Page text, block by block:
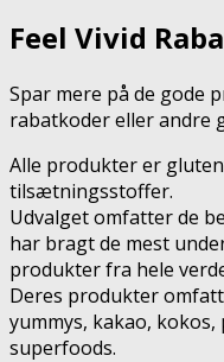
Feel Vivid
Spar mere på de gode
rabatkoder eller andre
Alle produkter er
tilsætningsstoffer.
Udvalget omfatter de
har bragt de mest
produkter fra hele
Deres produkter
yummys, kakao,
superfoods.